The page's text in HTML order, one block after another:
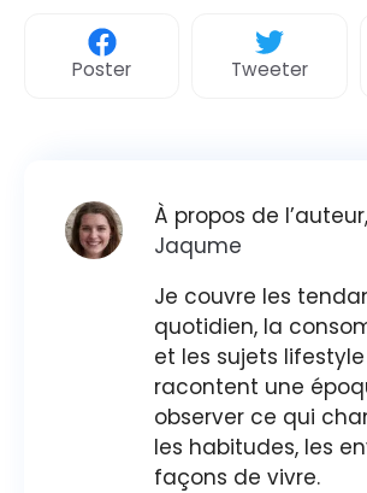
Poster Tweeter
À propos de l’auteur,
Jaqume
Je couvre les
quotidien, la
et les sujets
racontent une
observer ce qui
les habitudes, les
façons de vivre.